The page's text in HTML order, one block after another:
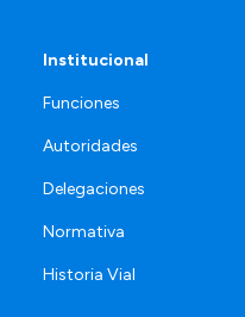
Institucional
Funciones
Autoridades
Delegaciones
Normativa
Historia Vial